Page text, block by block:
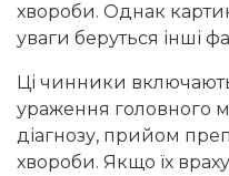
хвороби. Однак
уваги беруться інші
Ці чинники включають
ураження головного
діагнозу, прийом
хвороби. Якщо їх